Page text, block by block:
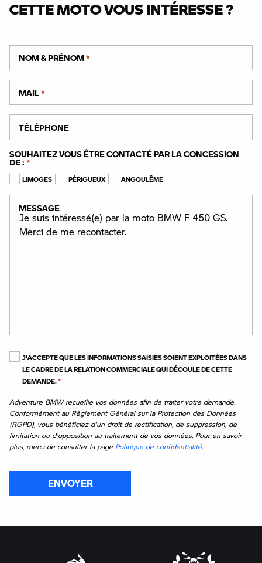
CETTE MOTO VOUS INTÉRESSE ?
NOM & PRÉNOM*
MAIL*
TÉLÉPHONE
SOUHAITEZ VOUS ÊTRE CONTACTÉ PAR LA CONCESSION
DE : *
LIMOGES PÉRIGUEUX ANGOULÊME
MESSAGE
J'ACCEPTE QUE LES INFORMATIONS SAISIES SOIENT EXPLOITÉES DANS
LE CADRE DE LA RELATION COMMERCIALE QUI DÉCOULE DE CETTE
DEMANDE.*
Adventure BMW recueille vos données afin de traiter votre demande.
Conformément au Règlement Général sur la Protection des Données
(RGPD), vous bénéficiez d'un droit de rectification, de suppression, de
limitation ou d'opposition au traitement de vos données. Pour en savoir
plus, merci de consulter la page Politique de confidentialité.
ENVOYER